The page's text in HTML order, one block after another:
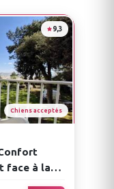
9,3
Chiens acceptés
face à la